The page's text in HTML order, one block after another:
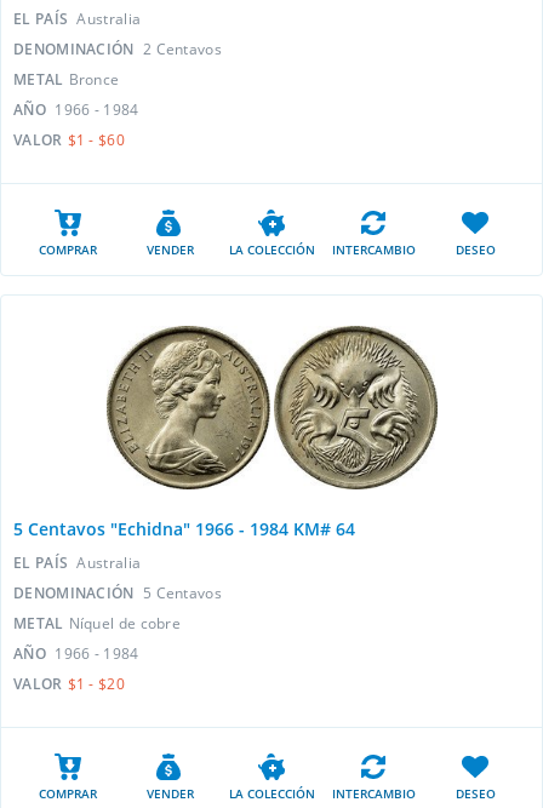
EL PAÍS Australia
DENOMINACIÓN 2 Centavos
METAL Bronce
AÑO 1966 - 1984
VALOR $1 - $60
COMPRAR VENDER LA COLECCIÓN INTERCAMBIO DESEO
5 Centavos "Echidna" 1966 - 1984 KM# 64
EL PAÍS Australia
DENOMINACIÓN 5 Centavos
METAL Níquel de cobre
AÑO 1966 - 1984
VALOR $1 - $20
COMPRAR VENDER LA COLECCIÓN INTERCAMBIO DESEO